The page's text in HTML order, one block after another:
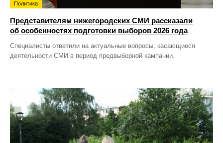
Политика
Представителям нижегородских СМИ рассказали
об особенностях подготовки выборов 2026 года
Специалисты ответили на актуальные вопросы, касающиеся
деятельности СМИ в период предвыборной кампании.